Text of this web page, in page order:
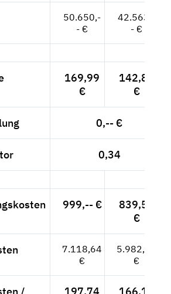
50.650,-
- €
42.563,-
- €
169,99
€
142,85
€
0,-- €
0,34
999,-- €
839,50
€
7.118,64
€
5.982,05
€